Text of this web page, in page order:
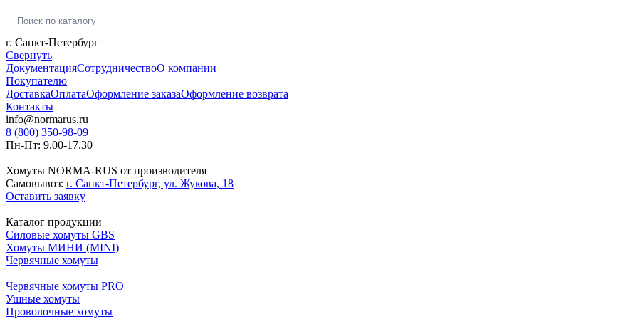
Искать:
г. Санкт-Петербург
Свернуть
ДокументацияСотрудничествоО компании
Покупателю
ДоставкаОплатаОформление заказаОформление возврата
Контакты
info@normarus.ru
8 (800) 350-98-09
Пн-Пт: 9.00-17.30
Хомуты NORMA-RUS от производителя
Самовывоз: г. Санкт-Петербург, ул. Жукова, 18
Оставить заявку
Каталог продукции
Силовые хомуты GBS
Хомуты МИНИ (MINI)
Червячные хомуты
Червячные хомуты PRO
Ушные хомуты
Проволочные хомуты